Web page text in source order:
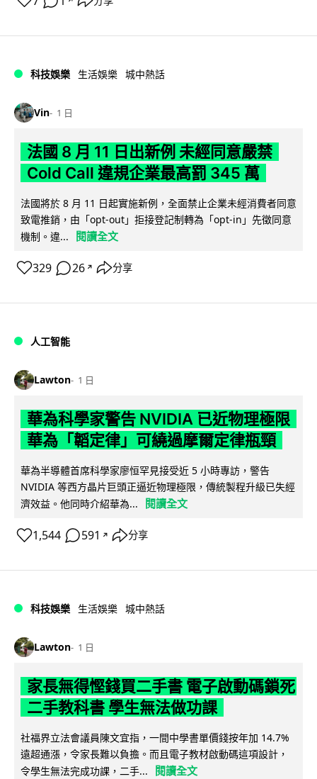
科技娛樂 生活娛樂 城中熱話
Vin 1 日
法國 8 月 11 日出新例 未經同意嚴禁
Cold Call 違規企業最高罰 345 萬
法國將於 8 月 11 日起實施新例，全面禁止企業未經消費者同意
致電推銷，由「opt-out」拒接登記制轉為「opt-in」先徵同意
機制。違...
閱讀全文
329 26 ↗ 分享
人工智能
Lawton 1 日
華為科學家警告 NVIDIA 已近物理極限
華為「韜定律」可繞過摩爾定律瓶頸
華為半導體首席科學家廖恒罕見接受近 5 小時專訪，警告
NVIDIA 等西方晶片巨頭正逼近物理極限，傳統製程升級已失經
濟效益。他同時介紹華為...
閱讀全文
1,544 591 ↗ 分享
科技娛樂 生活娛樂 城中熱話
Lawton 1 日
家長無得慳錢買二手書 電子啟動碼鎖死
二手教科書 學生無法做功課
社福界立法會議員陳文宜指，一間中學書單價錢按年加 14.7%
遠超通漲，令家長難以負擔。而且電子教材啟動碼這項設計，
令學生無法完成功課，二手...
閱讀全文